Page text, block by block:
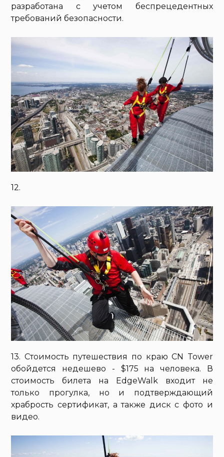
разработана с учетом беспрецедентных
требований безопасности.
12.
13. Стоимость путешествия по краю CN Tower
обойдется недешево - $175 на человека. В
стоимость билета на EdgeWalk входит не
только прогулка, но и подтверждающий
храбрость сертификат, а также диск с фото и
видео.